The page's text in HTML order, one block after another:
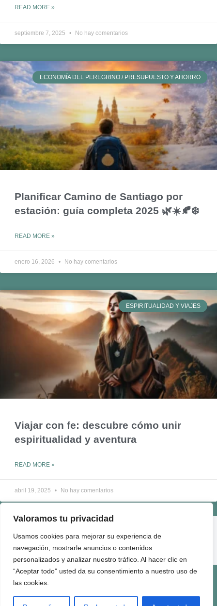
Valoramos tu privacidad
Usamos cookies para mejorar su experiencia de
navegación, mostrarle anuncios o contenidos
personalizados y analizar nuestro tráfico. Al hacer clic en
“Aceptar todo” usted da su consentimiento a nuestro uso de
las cookies.
READ MORE »
septiembre 7, 2025 No hay comentarios
ECONOMÍA DEL PEREGRINO / PRESUPUESTO Y AHORRO
Planificar Camino de Santiago por
estación: guía completa 2025 🌿☀️🍂❄️
READ MORE »
enero 16, 2026 No hay comentarios
ESPIRITUALIDAD Y VIAJES
Viajar con fe: descubre cómo unir
espiritualidad y aventura
READ MORE »
abril 19, 2025 No hay comentarios
QUIÉNES SOMOS
CONTACTO
Términos de Uso Politica de Privacidad
Politica de Cookies
Politica de Comentarios